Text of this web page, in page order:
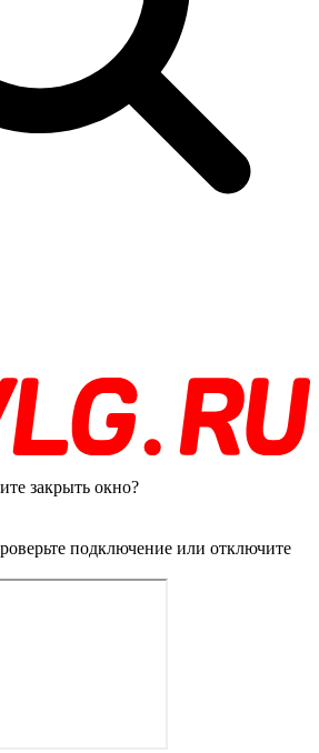
закрыть окно?
подключение или отключите